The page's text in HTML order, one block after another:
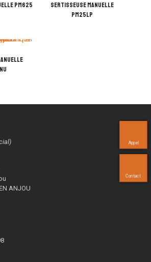
PM625
Sertisseuse manuelle
PM25LP
ANJOU
Appel
Contact